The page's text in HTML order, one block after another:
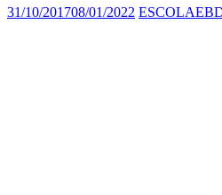
31/10/201708/01/2022